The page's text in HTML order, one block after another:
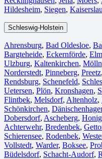
Hildesheim⁠, Siegen⁠,
Schleswig-Holstein
Ahrensburg, Bad Oldesloe,
Bargteheide, Eckernförde,
Ulzburg, Kaltenkirchen, Mölln
Norderstedt, Pinneberg, Preetz,
Rendsburg, Schenefeld,
Uetersen, Plön, Kronshagen,
Flintbek, Melsdorf, Altenholz,
Schönkirchen,
Dobersdorf, Ascheberg,
Achterwehr, Bredenbek,
Schierensee, Rodenbek,
Vollstedt, Warder, Boksee,
Büdelsdorf, Schacht-Audorf,